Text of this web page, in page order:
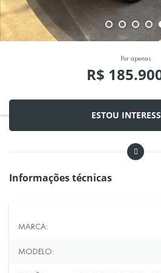
Por apenas
R$
ESTOU
Informações técnicas
MARCA:
MODELO: